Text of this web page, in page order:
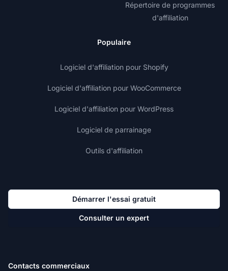
Répertoire de programmes
d'affiliation
Populaire
Logiciel d'affiliation pour Shopify
Logiciel d'affiliation pour WooCommerce
Logiciel d'affiliation pour WordPress
Logiciel de parrainage
Outils d'affiliation
Démarrer l'essai gratuit
Consulter un expert
Contacts commerciaux